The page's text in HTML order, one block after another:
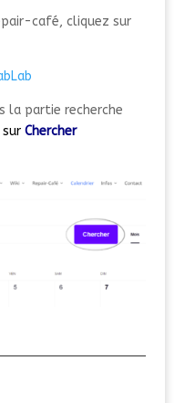
café, cliquez sur
la partie recherche
Chercher